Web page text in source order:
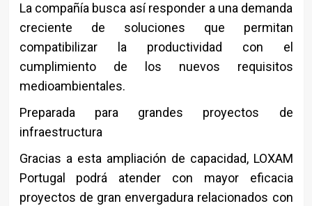
La compañía busca así responder a una demanda
creciente de soluciones que permitan
compatibilizar la productividad con el
cumplimiento de los nuevos requisitos
medioambientales.
Preparada para grandes proyectos de
infraestructura
Gracias a esta ampliación de capacidad, LOXAM
Portugal podrá atender con mayor eficacia
proyectos de gran envergadura relacionados con